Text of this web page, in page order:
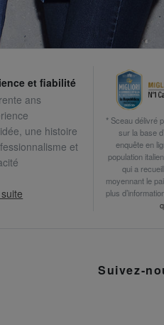
et fiabilité
ans
une histoire
et
* Sceau délivré
sur la base
enquête en
population
qui a
moyennant le
plus
Suivez-